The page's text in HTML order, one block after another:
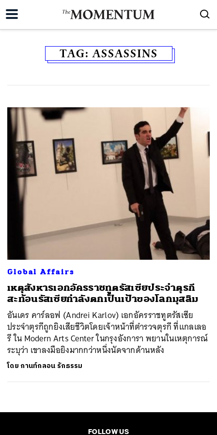
TAG:ASSASSINS
Global Affairs
เหตุสังหารเอกอัครราชทูตรัสเซียประจำตุรกี
สะท้อนรัสเซียกำลังตกเป็นเป้าของโลกมุสลิม
อันเดร คาร์ลอฟ (Andrei Karlov) เอกอัครราชทูตรัสเซีย
ประจำตุรกีถูกยิงเสียชีวิตโดยเจ้าหน้าที่ตำรวจตุรกี ที่แกลเลอ
รี ใน Modern Arts Center ในกรุงอังการา พยานในเหตุการณ์
ระบุว่า เขาลงมือยิงมากกว่าหนึ่งนัดจากด้านหลัง
โดย กานท์กลอน รักธรรม
FOLLOW US
ค้นหา
EMAIL